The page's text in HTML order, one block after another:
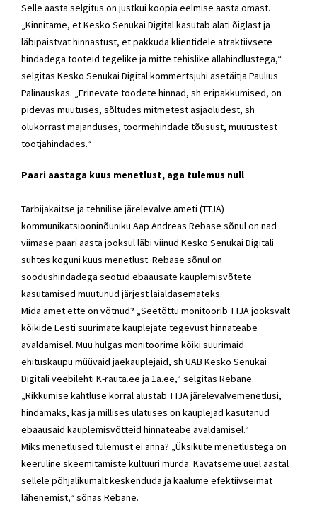
Selle aasta selgitus on justkui koopia eelmise aasta omast.
„Kinnitame, et Kesko Senukai Digital kasutab alati õiglast ja
läbipaistvat hinnastust, et pakkuda klientidele atraktiivsete
hindadega tooteid tegelike ja mitte tehislike allahindlustega,“
selgitas Kesko Senukai Digital kommertsjuhi asetäitja Paulius
Palinauskas. „Erinevate toodete hinnad, sh eripakkumised, on
pidevas muutuses, sõltudes mitmetest asjaoludest, sh
olukorrast majanduses, toormehindade tõusust, muutustest
tootjahindades.“
Paari aastaga kuus menetlust, aga tulemus null
Tarbijakaitse ja tehnilise järelevalve ameti (TTJA)
kommunikatsiooninõuniku Aap Andreas Rebase sõnul on nad
viimase paari aasta jooksul läbi viinud Kesko Senukai Digitali
suhtes koguni kuus menetlust. Rebase sõnul on
soodushindadega seotud ebaausate kauplemisvõtete
kasutamised muutunud järjest laialdasemateks.
Mida amet ette on võtnud? „Seetõttu monitoorib TTJA jooksvalt
kõikide Eesti suurimate kauplejate tegevust hinnateabe
avaldamisel. Muu hulgas monitoorime kõiki suurimaid
ehituskaupu müüvaid jaekauplejaid, sh UAB Kesko Senukai
Digitali veebilehti K-rauta.ee ja 1a.ee,“ selgitas Rebane.
„Rikkumise kahtluse korral alustab TTJA järelevalvemenetlusi,
hindamaks, kas ja millises ulatuses on kauplejad kasutanud
ebaausaid kauplemisvõtteid hinnateabe avaldamisel.“
Miks menetlused tulemust ei anna? „Üksikute menetlustega on
keeruline skeemitamiste kultuuri murda. Kavatseme uuel aastal
sellele põhjalikumalt keskenduda ja kaalume efektiivseimat
lähenemist,“ sõnas Rebane.